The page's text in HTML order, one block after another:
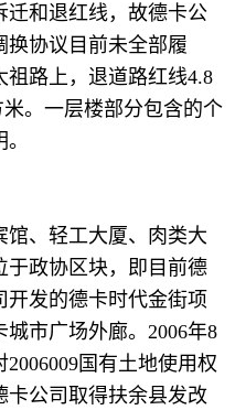
迁和退红线，故德卡公
换协议目前未全部履
路上，退道路红线4.8
。一层楼部分包含的个
、轻工大厦、肉类大
于政协区块，即目前德
开发的德卡时代金街项
市广场外廊。2006年8
国有土地使用权
卡公司取得扶余县发改